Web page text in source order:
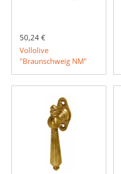
50,24 €
Vollolive
"Braunschweig NM"